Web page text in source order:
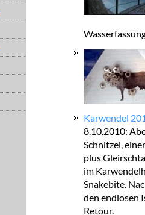
Karwendel
8.10.2010:
Schnitzel,
plus
im
Snakebite.
den endlosen
Retour.